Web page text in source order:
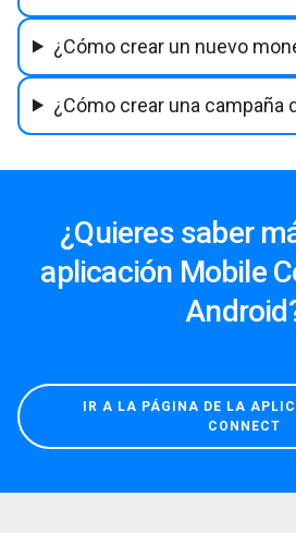
¿Cómo crear un nuevo
¿Cómo crear una campaña
¿Quieres saber
aplicación Mobile
IR A LA PÁGINA DE LA
CONNECT